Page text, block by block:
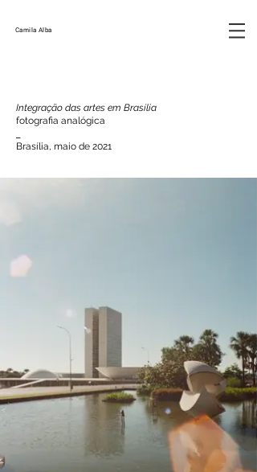
Camila Alba
Integração das artes em Brasília
fotografia analógica
Brasília, maio de 2021